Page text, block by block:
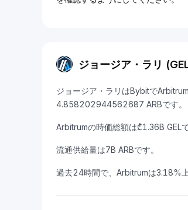
ジョージア・ラリ
ジョージア・ラリはBybitで
4.858202944562687 ARBです。
Arbitrumの時価総額は₾1.36B GEL
流通供給量は7B ARBです。
過去24時間で、Arbitrumは3.18%上